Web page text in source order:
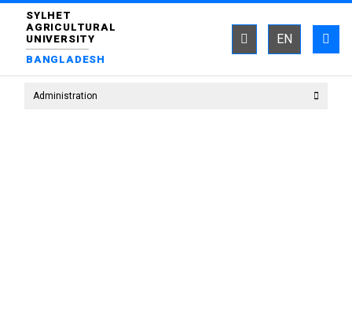
SYLHET
AGRICULTURAL
UNIVERSITY
BANGLADESH
EN
Administration